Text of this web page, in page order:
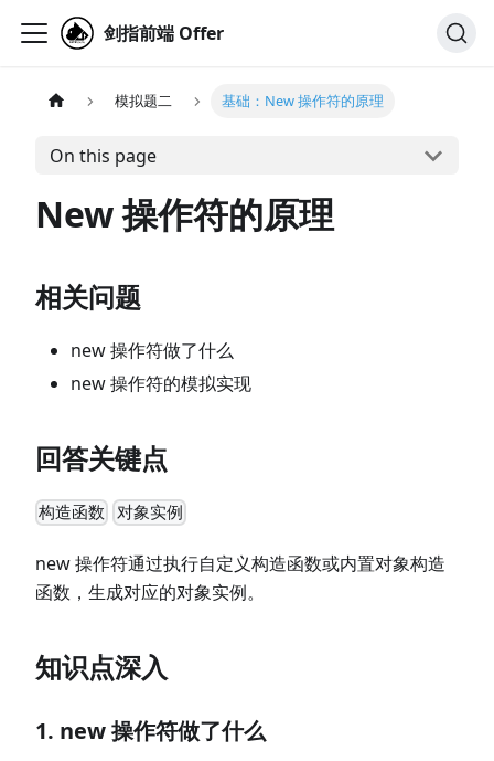
剑指前端 Offer
模拟题二 基础：New 操作符的原理
On this page
New 操作符的原理
相关问题
new 操作符做了什么
new 操作符的模拟实现
回答关键点
构造函数 对象实例
new 操作符通过执行自定义构造函数或内置对象构造
函数，生成对应的对象实例。
知识点深入
1. new 操作符做了什么